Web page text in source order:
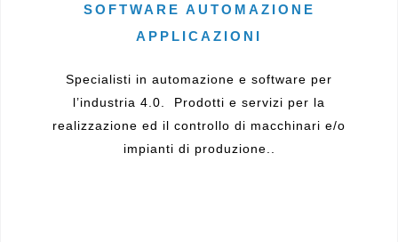
SOFTWARE AUTOMAZIONE
APPLICAZIONI
Specialisti in automazione e software per
l’industria 4.0. Prodotti e servizi per la
realizzazione ed il controllo di macchinari e/o
impianti di produzione..